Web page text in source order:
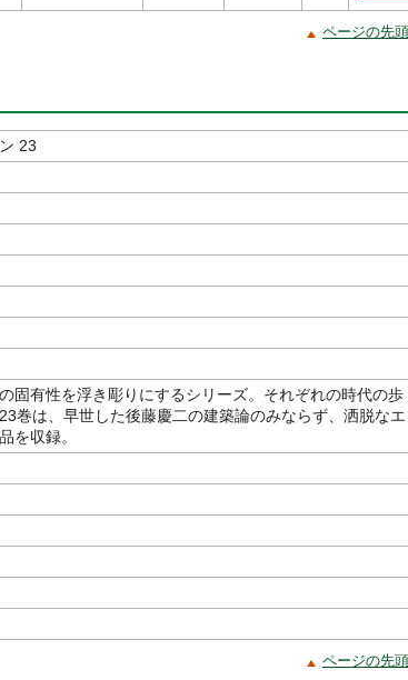
ページの先
23
固有性を浮き彫りにするシリーズ。それぞれの時代の歩
巻は、早世した後藤慶二の建築論のみならず、洒脱なエ
を収録。
ページの先